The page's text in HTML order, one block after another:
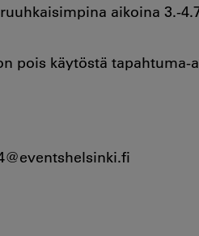
aikoina 3.-
pois käytöstä tapahtuma-